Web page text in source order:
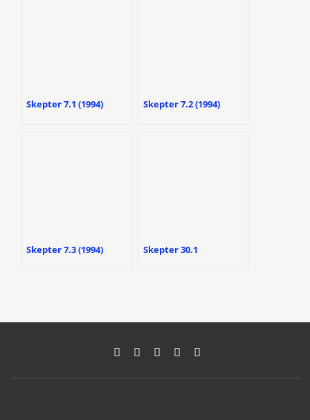
Skepter 7.1 (1994) Skepter 7.2 (1994)
Skepter 7.3 (1994) Skepter 30.1